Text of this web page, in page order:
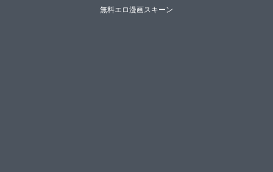
無料エロ漫画スキーン